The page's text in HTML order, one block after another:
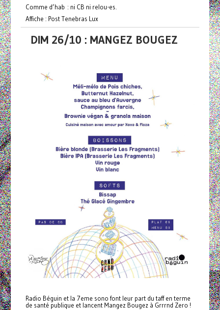
Comme d’hab : ni CB ni relou-es.
Affiche : Post Tenebras Lux
DIM 26/10 : MANGEZ BOUGEZ
Radio Béguin et la 7eme sono font leur part du taff en terme
de santé publique et lancent Mangez Bougez à Grrrnd Zero !